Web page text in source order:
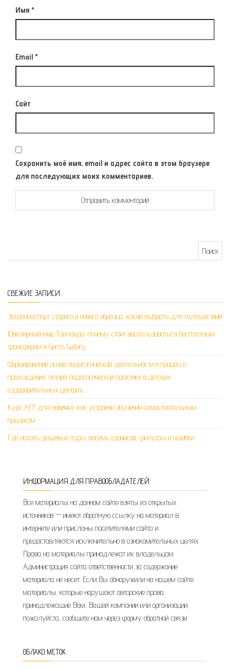
Имя *
Email *
Сайт
Сохранить моё имя, email и адрес сайта в этом браузере
для последующих моих комментариев.
СВЕЖИЕ ЗАПИСИ
Загранпаспорт старого и нового образца: какой выбрать для путешествий
Ювелирный мир Таиланда: почему стоит воспользоваться бесплатным
трансфером в Gems Gallery
Формирование основ педагогической деятельности в процессе
прохождения летней педагогической практики в детских
оздоровительных центрах
Курс AFF для новичка: как устроено обучение самостоятельным
прыжкам
Где искать дешёвые туры: восемь сервисов, фильтры и ошибки
ИНФОРМАЦИЯ ДЛЯ ПРАВООБЛАДАТЕЛЕЙ
Все материалы на данном сайте взяты из открытых
источников — имеют обратную ссылку на материал в
интернете или присланы посетителями сайта и
предоставляются исключительно в ознакомительных целях.
Права на материалы принадлежат их владельцам.
Администрация сайта ответственности за содержание
материала не несет. Если Вы обнаружили на нашем сайте
материалы, которые нарушают авторские права,
принадлежащие Вам, Вашей компании или организации,
пожалуйста, сообщите нам через форму обратной связи.
ОБЛАКО МЕТОК